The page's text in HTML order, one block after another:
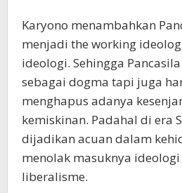
Karyono menambahkan
menjadi the working
ideologi. Sehingga
sebagai dogma tapi juga
menghapus adanya
kemiskinan. Padahal di era
dijadikan acuan dalam
menolak masuknya
liberalisme.